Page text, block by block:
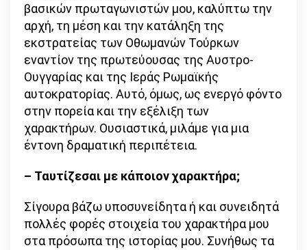
βασικών πρωταγωνιστών μου, καλύπτω την
αρχή, τη μέση και την κατάληξη της
εκστρατείας των Οθωμανών Τούρκων
εναντίον της πρωτεύουσας της Αυστρο-
Ουγγαρίας και της Ιεράς Ρωμαϊκής
αυτοκρατορίας. Αυτό, όμως, ως ενεργό φόντο
στην πορεία και την εξέλιξη των
χαρακτήρων. Ουσιαστικά, μιλάμε για μια
έντονη δραματική περιπέτεια.
– Ταυτίζεσαι με κάποιον χαρακτήρα;
Σίγουρα βάζω υποσυνείδητα ή και συνειδητά
πολλές φορές στοιχεία του χαρακτήρα μου
στα πρόσωπα της ιστορίας μου. Συνήθως τα